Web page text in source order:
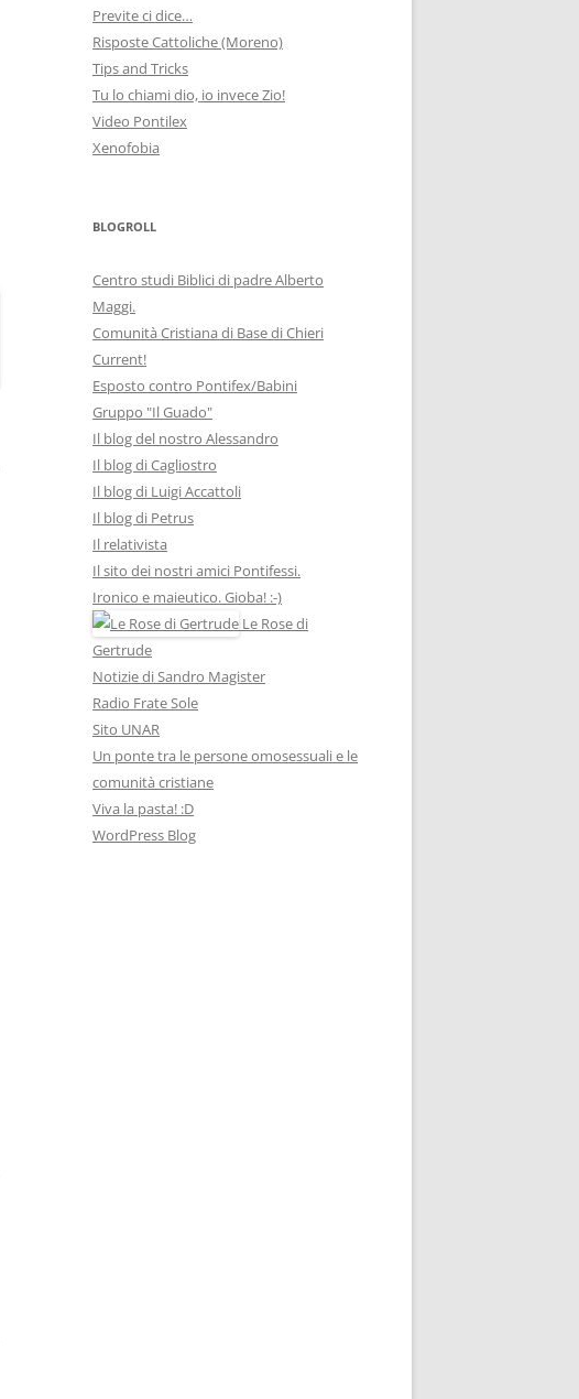
Previte ci dice…
Risposte Cattoliche (Moreno)
Tips and Tricks
Tu lo chiami dio, io invece Zio!
Video Pontilex
Xenofobia
BLOGROLL
Centro studi Biblici di padre Alberto
Maggi.
Comunità Cristiana di Base di Chieri
Current!
Esposto contro Pontifex/Babini
Gruppo "Il Guado"
Il blog del nostro Alessandro
Il blog di Cagliostro
Il blog di Luigi Accattoli
Il blog di Petrus
Il relativista
Il sito dei nostri amici Pontifessi.
Ironico e maieutico. Gioba! :-)
Le Rose di
Gertrude
Notizie di Sandro Magister
Radio Frate Sole
Sito UNAR
Un ponte tra le persone omosessuali e le
comunità cristiane
Viva la pasta! :D
WordPress Blog